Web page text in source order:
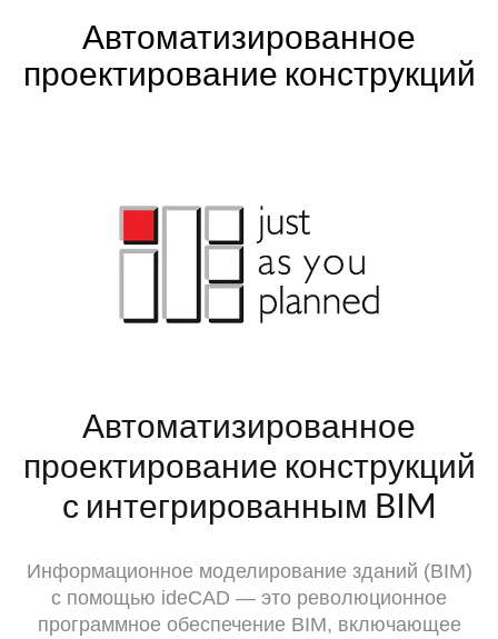
Автоматизированное
проектирование конструкций
Автоматизированное
проектирование конструкций
с интегрированным BIM
Информационное моделирование зданий (BIM)
с помощью ideCAD — это революционное
программное обеспечение BIM, включающее